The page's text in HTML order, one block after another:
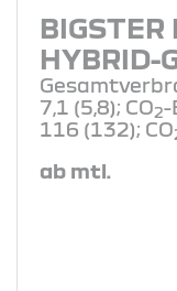
HYBRID-
7,1 (5,8); CO2-
116 (132); CO
ab mtl.